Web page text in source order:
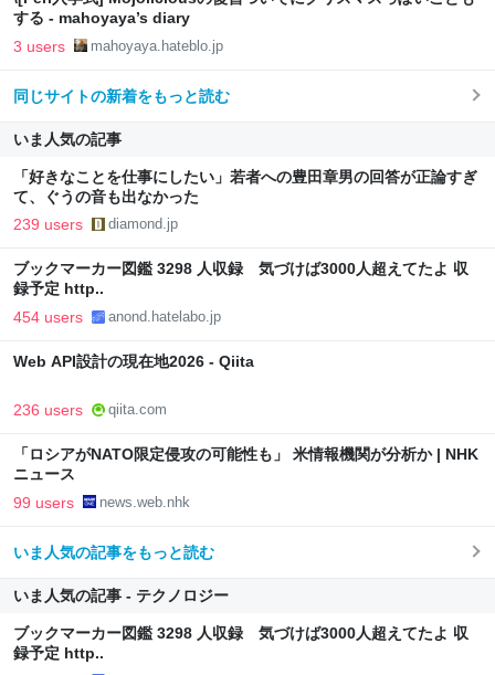
する - mahoyaya’s diary
3 users mahoyaya.hateblo.jp
同じサイトの新着をもっと読む
いま人気の記事
「好きなことを仕事にしたい」若者への豊田章男の回答が正論すぎ
て、ぐうの音も出なかった
239 users diamond.jp
ブックマーカー図鑑 3298 人収録 気づけば3000人超えてたよ 収
録予定 http..
454 users anond.hatelabo.jp
Web API設計の現在地2026 - Qiita
236 users qiita.com
「ロシアがNATO限定侵攻の可能性も」 米情報機関が分析か | NHK
ニュース
99 users news.web.nhk
いま人気の記事をもっと読む
いま人気の記事 - テクノロジー
ブックマーカー図鑑 3298 人収録 気づけば3000人超えてたよ 収
録予定 http..